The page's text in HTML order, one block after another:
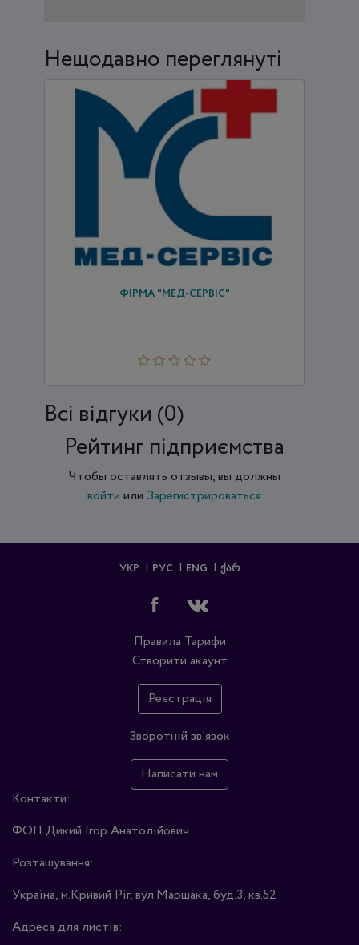
Нещодавно переглянуті
ФІРМА "МЕД-СЕРВІС"
Всi відгуки (0)
Рейтинг підприємства
Чтобы оставлять отзывы, вы должны
войти или Зарегистрироваться
УКР РУС ENG ᲥᲐᲠ
Правила Тарифи
Створити акаунт
Реєстрація
Зворотній зв'язок
Написати нам
Контакти:
ФОП Дикий Ігор Анатолійович
Розташування:
Україна, м.Кривий Ріг, вул.Маршака, буд.3, кв.52
Адреса для листів: